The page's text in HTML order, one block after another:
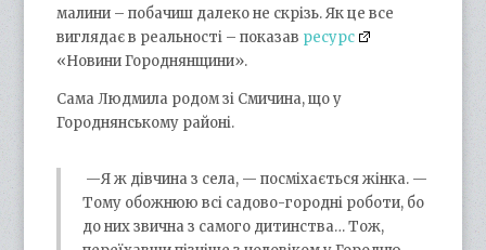
малини – побачиш далеко не скрізь. Як це все
виглядає в реальності – показав ресурс
«Новини Городнянщини».
Сама Людмила родом зі Смичина, що у
Городнянському районі.
—Я ж дівчина з села, — посміхається жінка. —
Тому обожнюю всі садово-городні роботи, бо
до них звична з самого дитинства… Тож,